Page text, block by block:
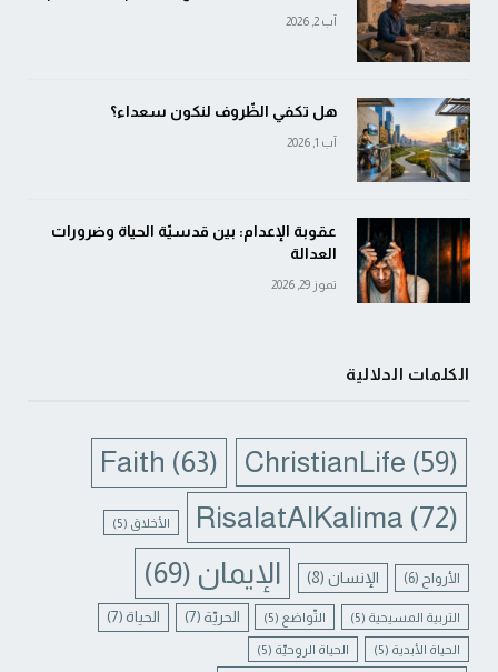
آب 2, 2026
هل تكفي الظّروف لنكون سعداء؟
آب 1, 2026
عقوبة الإعدام: بين قدسيّة الحياة وضرورات
العدالة
تموز 29, 2026
الكلمات الدلالية
ChristianLife (59)
Faith (63)
RisalatAlKalima (72) الأخلاق (5)
الأرواح (6) الإنسان(8) الإيمان (69)
التربية المسيحية (5) التّواضع (5) الحريّة (7) الحياة (7)
الحياة الأبدية (5) الحياة الروحيّة (5)